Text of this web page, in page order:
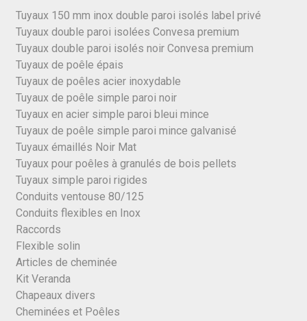
Tuyaux 150 mm inox double paroi isolés label privé
Tuyaux double paroi isolées Convesa premium
Tuyaux double paroi isolés noir Convesa premium
Tuyaux de poêle épais
Tuyaux de poêles acier inoxydable
Tuyaux de poêle simple paroi noir
Tuyaux en acier simple paroi bleui mince
Tuyaux de poêle simple paroi mince galvanisé
Tuyaux émaillés Noir Mat
Tuyaux pour poêles à granulés de bois pellets
Tuyaux simple paroi rigides
Conduits ventouse 80/125
Conduits flexibles en Inox
Raccords
Flexible solin
Articles de cheminée
Kit Veranda
Chapeaux divers
Cheminées et Poêles